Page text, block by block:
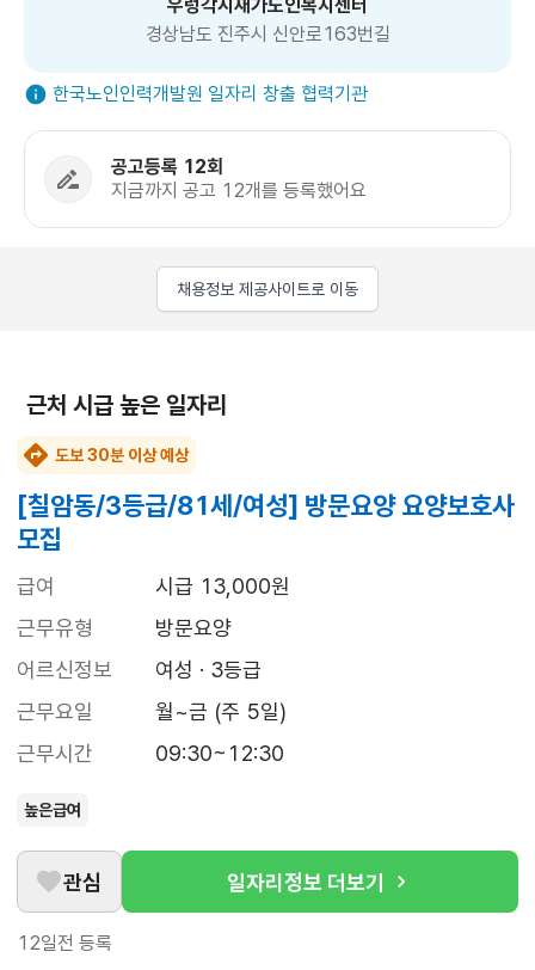
우렁각시재가노인복지센터
경상남도 진주시 신안로163번길
한국노인인력개발원 일자리 창출 협력기관
공고등록 12회
지금까지 공고 12개를 등록했어요
채용정보 제공사이트로 이동
근처 시급 높은 일자리
도보 30분 이상 예상
[칠암동/3등급/81세/여성] 방문요양 요양보호사
모집
급여
시급 13,000원
근무유형
방문요양
어르신정보
여성 · 3등급
근무요일
월~금 (주 5일)
근무시간
09:30~12:30
높은급여
관심 일자리정보 더보기
12일전 등록